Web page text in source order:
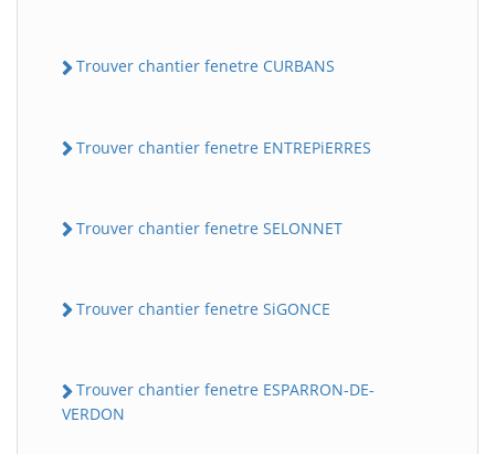
Trouver chantier fenetre CURBANS
Trouver chantier fenetre ENTREPiERRES
Trouver chantier fenetre SELONNET
Trouver chantier fenetre SiGONCE
Trouver chantier fenetre ESPARRON-DE-
VERDON